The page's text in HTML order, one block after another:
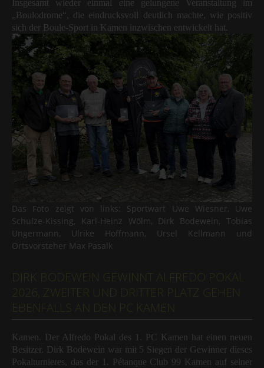
Insgesamt wieder einmal eine gelungene Veranstaltung im
„Boulodrome“, die eindrucksvoll deutlich machte, wie positiv
sich der Boule-Sport in Kamen inzwischen entwickelt hat.
Das Foto zeigt von links: Sportwart Uwe Wiesner, Uwe
Schulze-Kissing, Karl-Heinz Wölm, Dirk Bodewein, Tobias
Ungermann, Ulrike Hoffmann, Ursel Kellmann und
Ortsvorsteher Max Pasalk
Kamen. Der Alfredo Pokal des 1. PC Kamen hat einen neuen
Besitzer. Dirk Bodewein war mit 5 Siegen der Gewinner dieses
Pokalturnieres, das der 1. Pétanque Club 99 Kamen auf seiner